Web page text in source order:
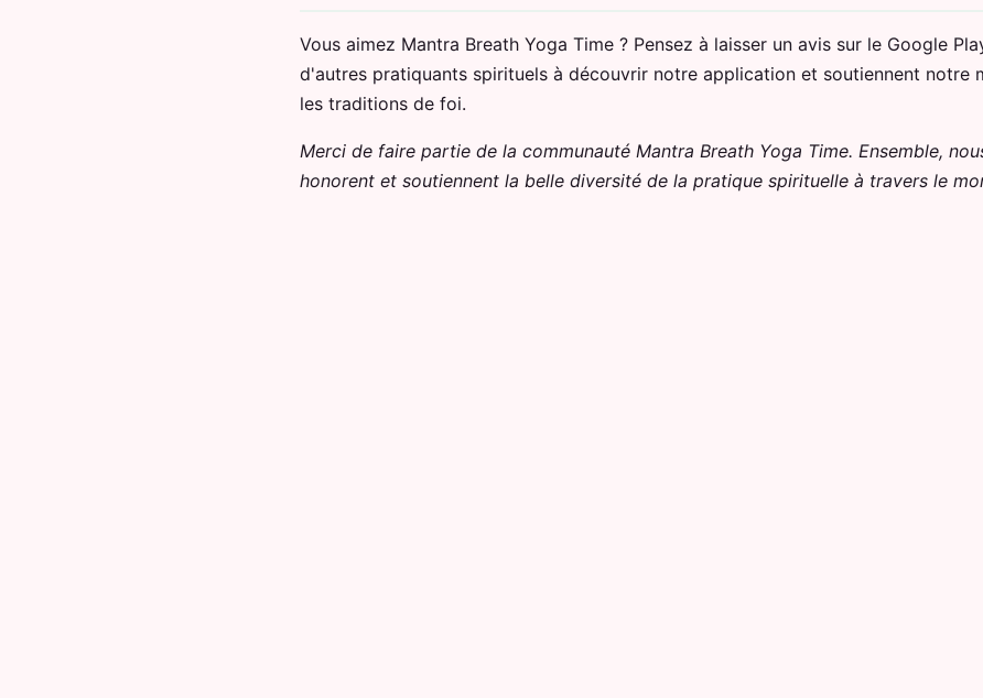
Vous aimez Mantra Breath Yoga Time ? Pensez à laisser un avis sur le Google
d'autres pratiquants spirituels à découvrir notre application et soutiennent notre
les traditions de foi.
Merci de faire partie de la communauté Mantra Breath Yoga Time. Ensemble,
honorent et soutiennent la belle diversité de la pratique spirituelle à travers le